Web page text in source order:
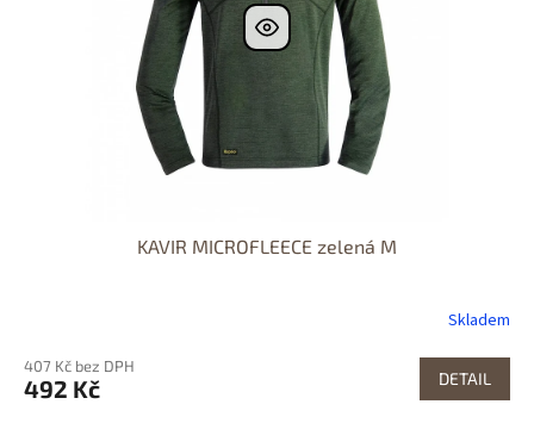
KAVIR MICROFLEECE zelená M
Skladem
407 Kč bez DPH
492 Kč DETAIL